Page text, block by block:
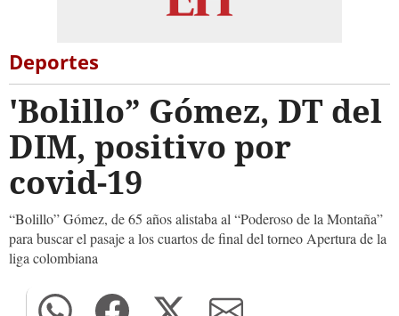
Deportes
'Bolillo” Gómez, DT del
DIM, positivo por
covid-19
“Bolillo” Gómez, de 65 años alistaba al “Poderoso de la Montaña”
para buscar el pasaje a los cuartos de final del torneo Apertura de la
liga colombiana